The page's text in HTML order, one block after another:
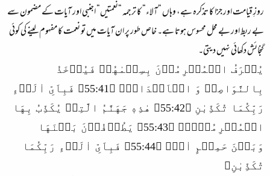
روزِ قیامت اور جزا کا تذکرہ ہے، وہاں “آلاء“ کا ترجمہ “نعمتیں“ اجنبی اور آیات کے مضمون سے
بے ربط اور بے محل محسوس ہوتا ہے۔ خاص طور پر ان آیات میں تو نعمت کا مفہوم لینے کی کوئی
گنجائش دکھائی نہیں دیتی۔
يُعۡرَفُ الۡمُجۡرِمُوۡنَ بِسِيۡمٰهُمۡ فَيُؤۡخَذُ
بِالنَّوَاصِىۡ وَ الۡاَقۡدَامِۚ‏ ﴿55:41﴾ فَبِاَىِّ اٰلَاۤءِ
رَبِّكُمَا تُكَذِّبٰنِ‏ ﴿55:42﴾ هٰذِهٖ جَهَنَّمُ الَّتِىۡ يُكَذِّبُ بِهَا
الۡمُجۡرِمُوۡنَۘ‏ ﴿55:43﴾ يَطُوۡفُوۡنَ بَيۡنَهَا
وَبَيۡنَ حَمِيۡمٍ اٰنٍۚ‏ ﴿55:44﴾ فَبِاَىِّ اٰلَاۤءِ رَبِّكُمَا
تُكَذِّبٰنِ